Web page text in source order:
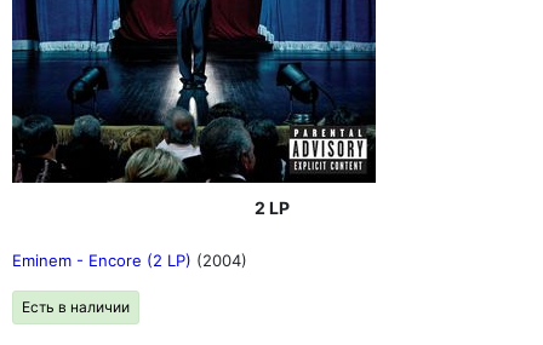
2 LP
Eminem - Encore (2 LP) (2004)
Есть в наличии